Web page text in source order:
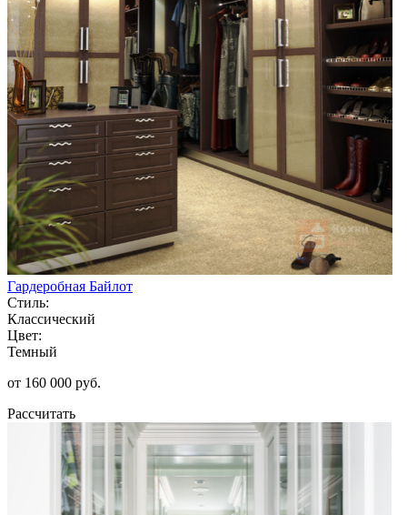
Гардеробная Байлот
Стиль:
Классический
Цвет:
Темный
от 160 000 руб.
Рассчитать